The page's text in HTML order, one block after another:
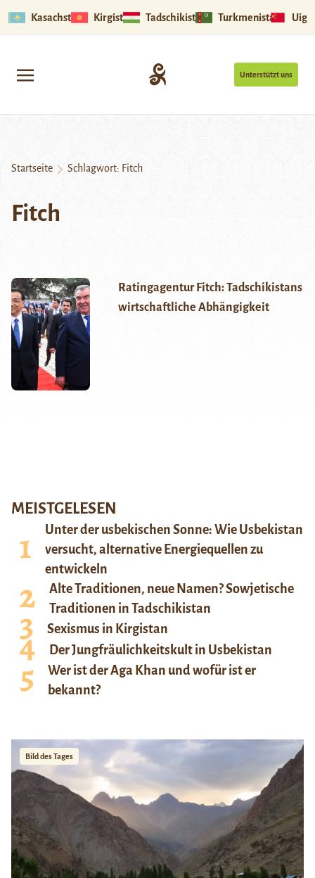
Kasachstan Kirgistan Tadschikistan Turkmenistan
Unterstützt uns
Startseite Schlagwort: Fitch
Fitch
Ratingagentur Fitch: Tadschikistans
wirtschaftliche Abhängigkeit
MEISTGELESEN
Unter der usbekischen Sonne: Wie Usbekistan
versucht, alternative Energiequellen zu
entwickeln
Alte Traditionen, neue Namen? Sowjetische
Traditionen in Tadschikistan
Sexismus in Kirgistan
Der Jungfräulichkeitskult in Usbekistan
Wer ist der Aga Khan und wofür ist er
bekannt?
Bild des Tages